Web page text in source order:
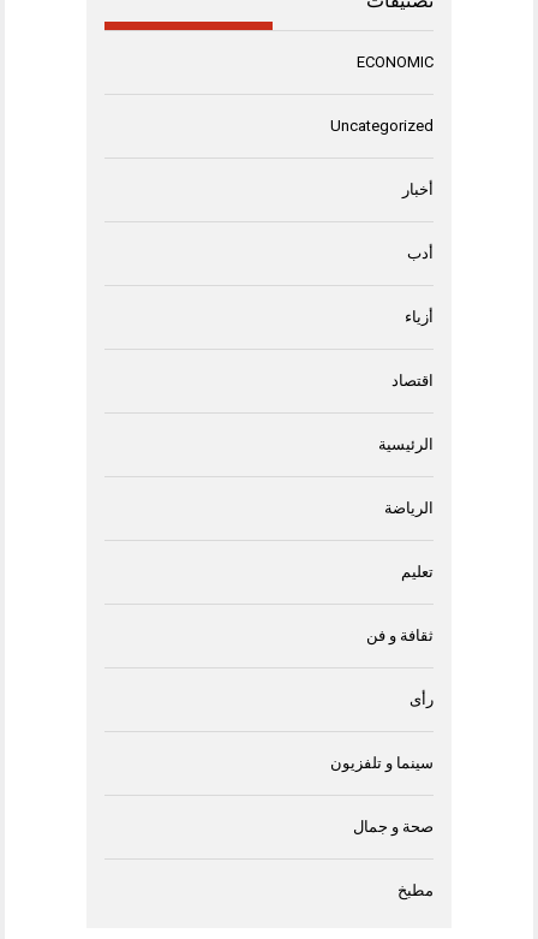
ECONOMIC
Uncategorized
أخبار
أدب
أزياء
اقتصاد
الرئيسية
الرياضة
تعليم
ثقافة و فن
رأى
سينما و تلفزيون
صحة و جمال
مطبخ